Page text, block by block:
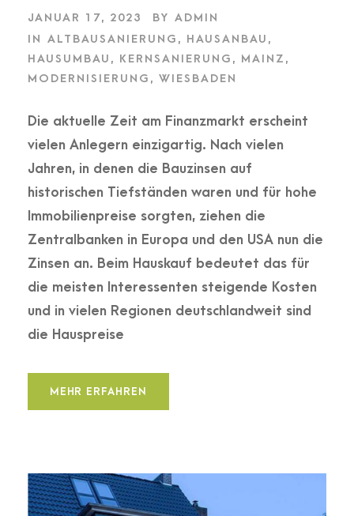
JANUAR 17, 2023 BY ADMIN
IN ALTBAUSANIERUNG , HAUSANBAU ,
HAUSUMBAU , KERNSANIERUNG , MAINZ ,
MODERNISIERUNG , WIESBADEN
Die aktuelle Zeit am Finanzmarkt erscheint
vielen Anlegern einzigartig. Nach vielen
Jahren, in denen die Bauzinsen auf
historischen Tiefständen waren und für hohe
Immobilienpreise sorgten, ziehen die
Zentralbanken in Europa und den USA nun die
Zinsen an. Beim Hauskauf bedeutet das für
die meisten Interessenten steigende Kosten
und in vielen Regionen deutschlandweit sind
die Hauspreise
MEHR ERFAHREN